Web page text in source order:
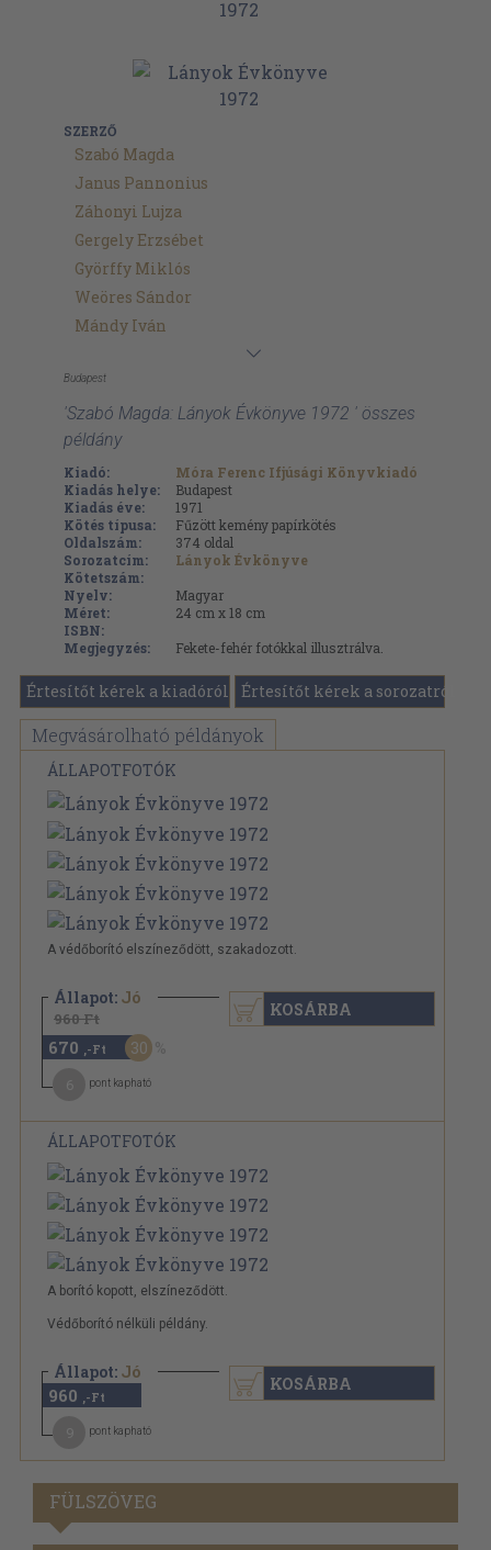
SZERZŐ
Szabó Magda
Janus Pannonius
Záhonyi Lujza
Gergely Erzsébet
Györffy Miklós
Weöres Sándor
Mándy Iván
Budapest
'Szabó Magda: Lányok Évkönyve 1972 ' összes
példány
Kiadó:
Móra Ferenc Ifjúsági Könyvkiadó
Kiadás helye:
Budapest
Kiadás éve:
1971
Kötés típusa:
Fűzött kemény papírkötés
Oldalszám:
374 oldal
Sorozatcím:
Lányok Évkönyve
Kötetszám:
Nyelv:
Magyar
Méret:
24 cm x 18 cm
ISBN:
Megjegyzés:
Fekete-fehér fotókkal illusztrálva.
Értesítőt kérek a kiadóról Értesítőt kérek a sorozatról
Megvásárolható példányok
ÁLLAPOTFOTÓK
A védőborító elszíneződött, szakadozott.
Állapot: Jó
960 Ft
670 ,-Ft 30
pont kapható
KOSÁRBA
ÁLLAPOTFOTÓK
A borító kopott, elszíneződött.
Védőborító nélküli példány.
Állapot: Jó
960 ,-Ft
pont kapható
KOSÁRBA
FÜLSZÖVEG